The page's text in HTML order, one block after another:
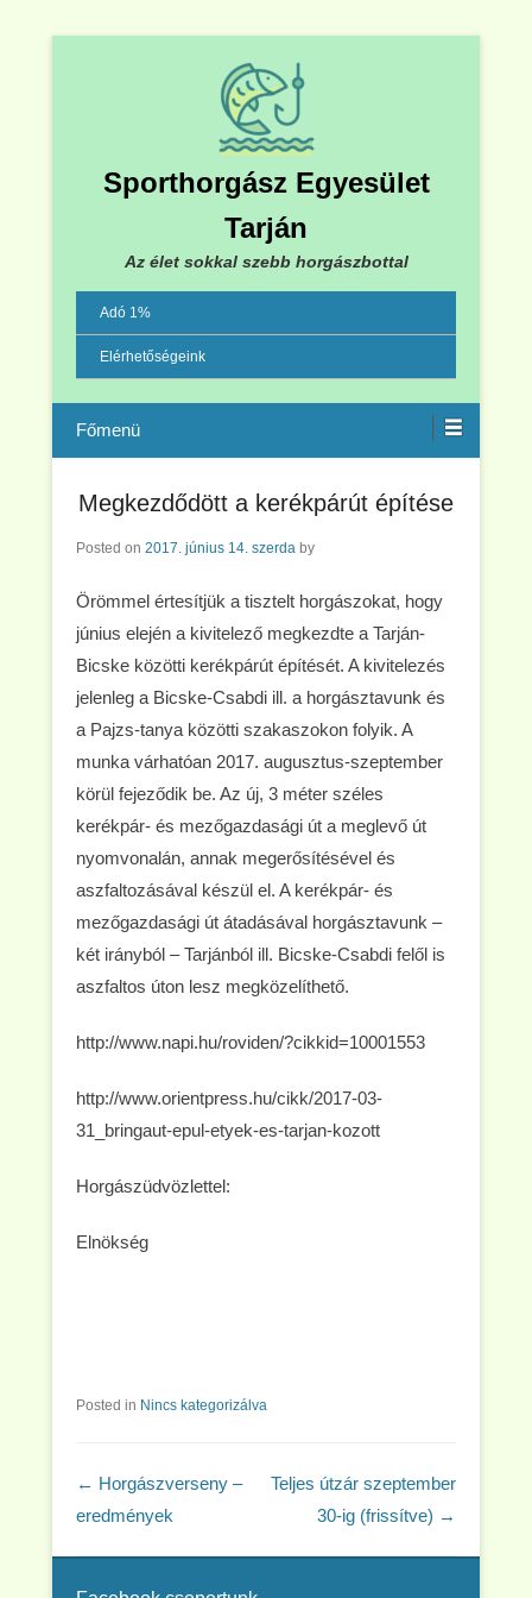
Sporthorgász Egyesület
Tarján
Az élet sokkal szebb horgászbottal
Adó 1%
Elérhetőségeink
Menu
Megkezdődött a kerékpárút építése
Posted on 2017. június 14. szerda by
Örömmel értesítjük a tisztelt horgászokat, hogy
június elején a kivitelező megkezdte a Tarján-
Bicske közötti kerékpárút építését. A kivitelezés
jelenleg a Bicske-Csabdi ill. a horgásztavunk és
a Pajzs-tanya közötti szakaszokon folyik. A
munka várhatóan 2017. augusztus-szeptember
körül fejeződik be. Az új, 3 méter széles
kerékpár- és mezőgazdasági út a meglevő út
nyomvonalán, annak megerősítésével és
aszfaltozásával készül el. A kerékpár- és
mezőgazdasági út átadásával horgásztavunk –
két irányból – Tarjánból ill. Bicske-Csabdi felől is
aszfaltos úton lesz megközelíthető.
http://www.napi.hu/roviden/?cikkid=10001553
http://www.orientpress.hu/cikk/2017-03-
31_bringaut-epul-etyek-es-tarjan-kozott
Horgászüdvözlettel:
Elnökség
Posted in Nincs kategorizálva
Post navigation
← Horgászverseny –
eredmények
Teljes útzár szeptember
30-ig (frissítve) →